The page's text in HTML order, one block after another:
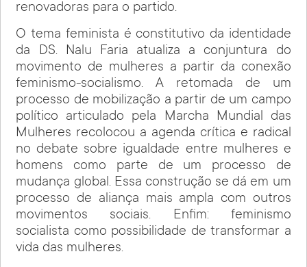
renovadoras para o partido.
O tema feminista é constitutivo da identidade
da DS. Nalu Faria atualiza a conjuntura do
movimento de mulheres a partir da conexão
feminismo-socialismo. A retomada de um
processo de mobilização a partir de um campo
político articulado pela Marcha Mundial das
Mulheres recolocou a agenda crítica e radical
no debate sobre igualdade entre mulheres e
homens como parte de um processo de
mudança global. Essa construção se dá em um
processo de aliança mais ampla com outros
movimentos sociais. Enfim: feminismo
socialista como possibilidade de transformar a
vida das mulheres.